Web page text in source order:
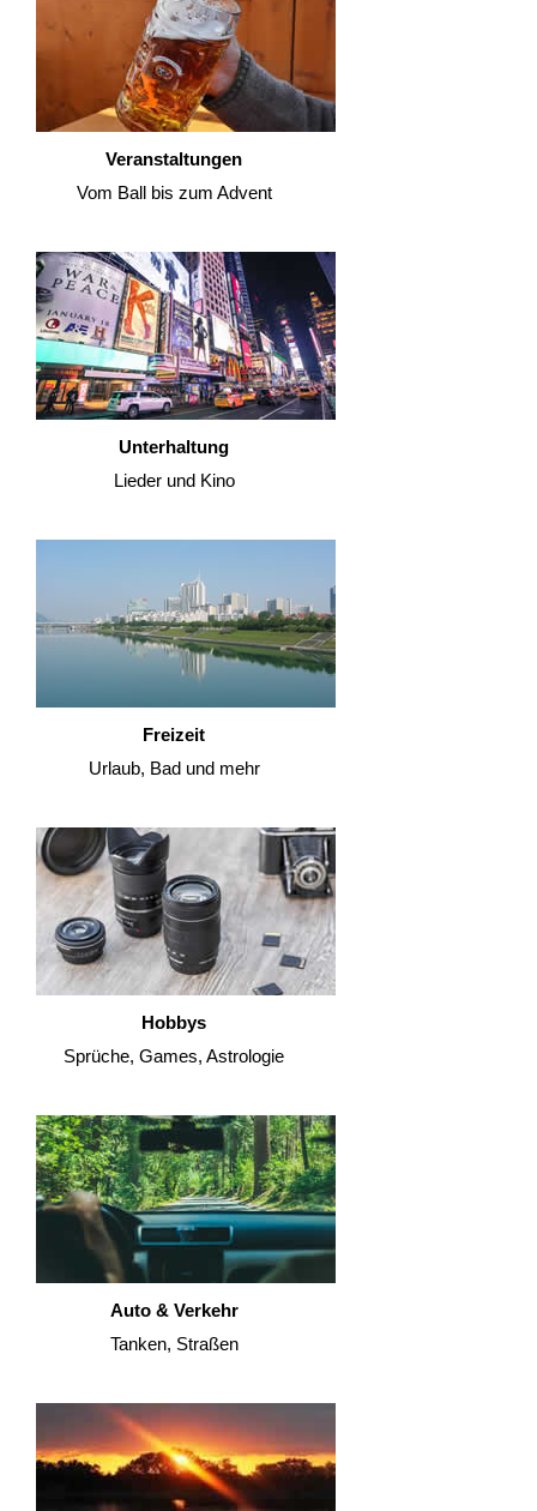
Veranstaltungen
Vom Ball bis zum Advent
Unterhaltung
Lieder und Kino
Freizeit
Urlaub, Bad und mehr
Hobbys
Sprüche, Games, Astrologie
Auto & Verkehr
Tanken, Straßen